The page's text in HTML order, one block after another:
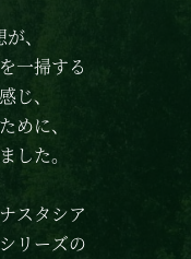
、
一掃する
じ、
めに、
した。
ナスタシア
リーズの